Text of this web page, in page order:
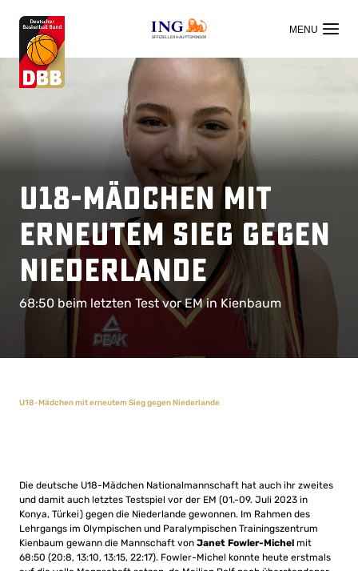
OFFIZIELLER HAUPTSPONSOR
U18-Mädchen mit
erneutem Sieg gegen
Niederlande
68:50 beim letzten Test vor EM in Kienbaum
U18-Mädchen mit erneutem Sieg gegen Niederlande
Die deutsche U18-Mädchen Nationalmannschaft hat auch ihr zweites
und damit auch letztes Testspiel vor der EM (01.-09. Juli 2023 in
Konya, Türkei) gegen die Niederlande gewonnen. Im Rahmen des
Lehrgangs im Olympischen und Paralympischen Trainingszentrum
Kienbaum gewann die Mannschaft von Janet Fowler-Michel mit
68:50 (20:8, 13:10, 13:15, 22:17). Fowler-Michel konnte heute erstmals